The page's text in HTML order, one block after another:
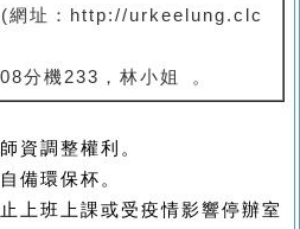
(網址：http://urkeelung.clc
分機233，林小姐 。
資調整權利。
備環保杯。
上班上課或受疫情影響停辦室